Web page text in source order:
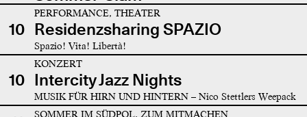
10
PERFORMANCE, THEATER
Residenzsharing SPAZIO
Spazio! Vita! Libertà!
10
KONZERT
Intercity Jazz Nights
MUSIK FÜR HIRN UND HINTERN – Nico Stettlers Weepack
SOMMER IM SÜDPOL, ZUM MITMACHEN